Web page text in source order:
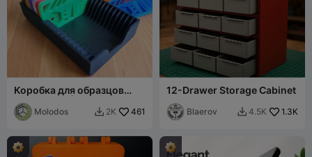
Коробка для образцов
филамента | Хранение
образцов филамента
Molodos  2K 461
12-Drawer Storage Cabinet
Blaerov  4.5K 1.3K